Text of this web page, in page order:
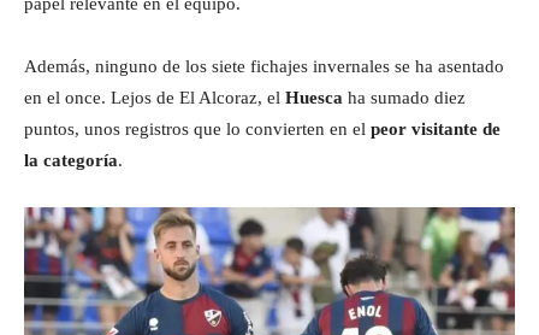
Además, ninguno de los siete fichajes invernales se ha asentado
en el once. Lejos de El Alcoraz, el Huesca ha sumado diez
puntos, unos registros que lo convierten en el peor visitante de
la categoría.